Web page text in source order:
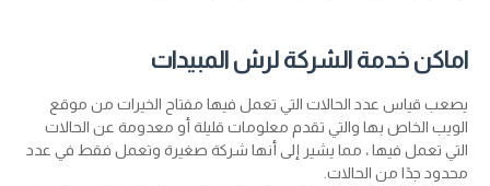
اماكن خدمة الشركة لرش المبيدات
يصعب قياس عدد الحالات التي تعمل فيها مفتاح الخيرات من موقع
الويب الخاص بها والتي تقدم معلومات قليلة أو معدومة عن الحالات
التي تعمل فيها ، مما يشير إلى أنها شركة صغيرة وتعمل فقط في عدد
محدود جدًا من الحالات.